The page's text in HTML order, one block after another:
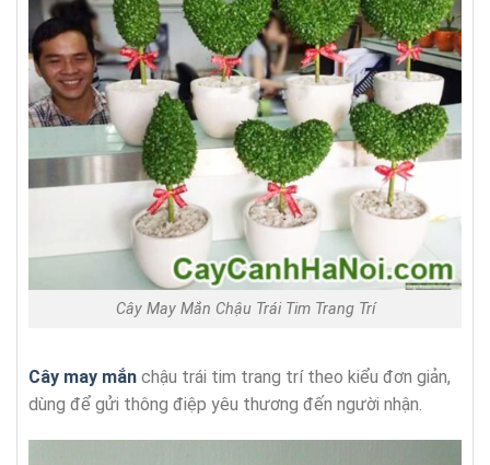
Cây May Mắn Chậu Trái Tim Trang Trí
Cây may mắn chậu trái tim trang trí theo kiểu đơn giản,
dùng để gửi thông điệp yêu thương đến người nhận.